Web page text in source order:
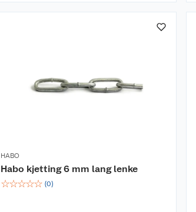
HABO
Habo kjetting 6 mm lang lenke
☆☆☆☆☆ (0)